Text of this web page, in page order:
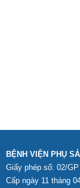
BỆNH VIỆN PHỤ
Giấy phép số: 02/
Cấp ngày 11 tháng